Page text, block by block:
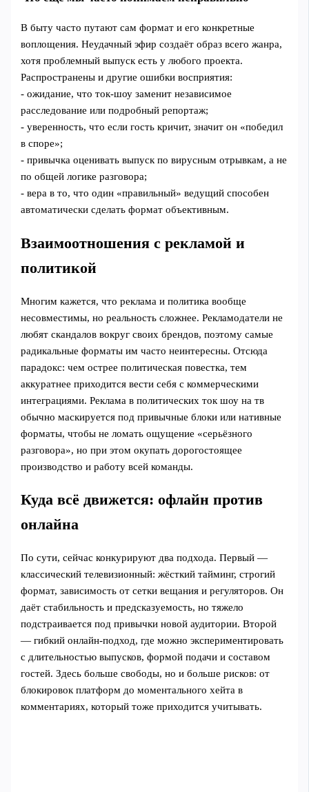
В быту часто путают сам формат и его конкретные
воплощения. Неудачный эфир создаёт образ всего жанра,
хотя проблемный выпуск есть у любого проекта.
Распространены и другие ошибки восприятия:
- ожидание, что ток‑шоу заменит независимое
расследование или подробный репортаж;
- уверенность, что если гость кричит, значит он «победил
в споре»;
- привычка оценивать выпуск по вирусным отрывкам, а не
по общей логике разговора;
- вера в то, что один «правильный» ведущий способен
автоматически сделать формат объективным.
Взаимоотношения с рекламой и
политикой
Многим кажется, что реклама и политика вообще
несовместимы, но реальность сложнее. Рекламодатели не
любят скандалов вокруг своих брендов, поэтому самые
радикальные форматы им часто неинтересны. Отсюда
парадокс: чем острее политическая повестка, тем
аккуратнее приходится вести себя с коммерческими
интеграциями. Реклама в политических ток шоу на тв
обычно маскируется под привычные блоки или нативные
форматы, чтобы не ломать ощущение «серьёзного
разговора», но при этом окупать дорогостоящее
производство и работу всей команды.
Куда всё движется: офлайн против
онлайна
По сути, сейчас конкурируют два подхода. Первый —
классический телевизионный: жёсткий тайминг, строгий
формат, зависимость от сетки вещания и регуляторов. Он
даёт стабильность и предсказуемость, но тяжело
подстраивается под привычки новой аудитории. Второй
— гибкий онлайн‑подход, где можно экспериментировать
с длительностью выпусков, формой подачи и составом
гостей. Здесь больше свободы, но и больше рисков: от
блокировок платформ до моментального хейта в
комментариях, который тоже приходится учитывать.